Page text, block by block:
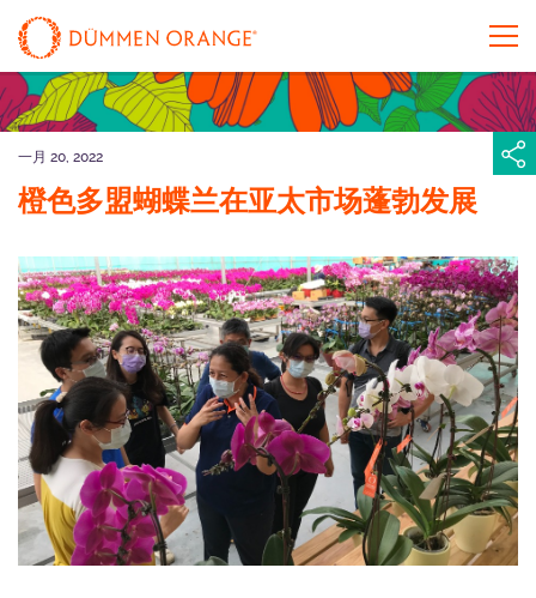
一月 20, 2022
橙色多盟蝴蝶兰在亚太市场蓬勃发展